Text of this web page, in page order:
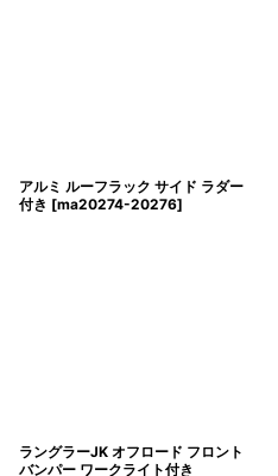
アルミ ルーフラック サイド ラダー
付き [ma20274-20276]
ラングラーJK オフロード フロント
バンパー ワークライト付き